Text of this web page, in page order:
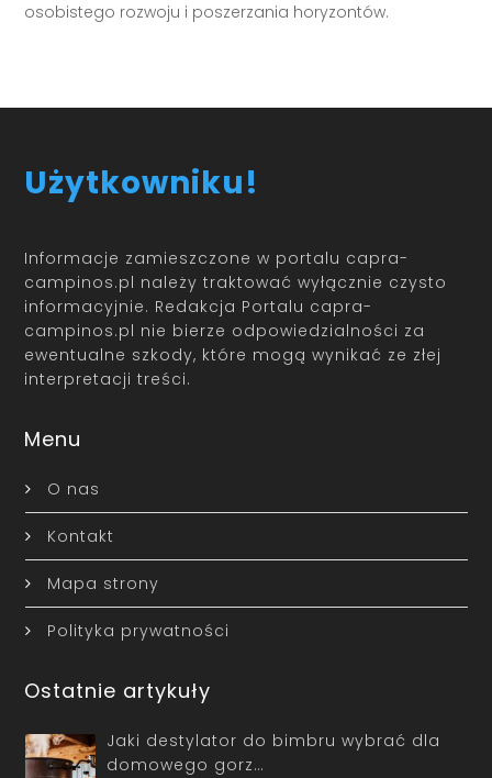
osobistego rozwoju i poszerzania horyzontów.
Użytkowniku!
Informacje zamieszczone w portalu capra-
campinos.pl należy traktować wyłącznie czysto
informacyjnie. Redakcja Portalu capra-
campinos.pl nie bierze odpowiedzialności za
ewentualne szkody, które mogą wynikać ze złej
interpretacji treści.
Menu
O nas
Kontakt
Mapa strony
Polityka prywatności
Ostatnie artykuły
Jaki destylator do bimbru wybrać dla
domowego gorz…